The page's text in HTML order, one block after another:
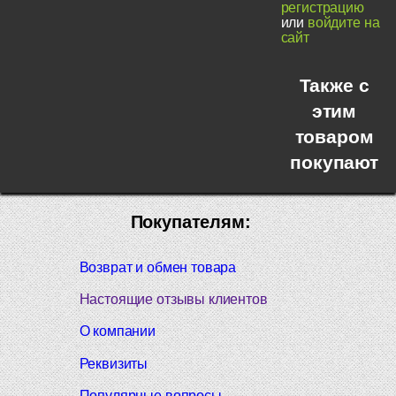
регистрацию
или войдите на
сайт
Также с
этим
товаром
покупают
Покупателям:
Возврат и обмен товара
Настоящие отзывы клиентов
О компании
Реквизиты